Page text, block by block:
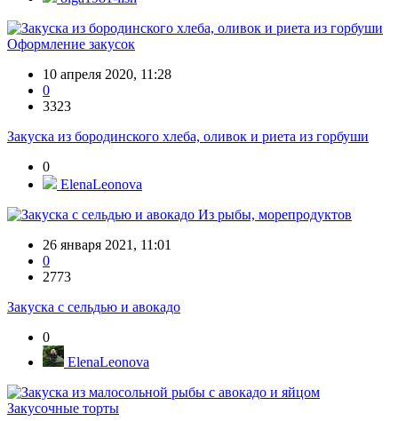
Оформление закусок
10 апреля 2020, 11:28
0
3323
Закуска из бородинского хлеба, оливок и риета из горбуши
0
ElenaLeonova
Из рыбы, морепродуктов
26 января 2021, 11:01
0
2773
Закуска с сельдью и авокадо
0
ElenaLeonova
Закусочные торты